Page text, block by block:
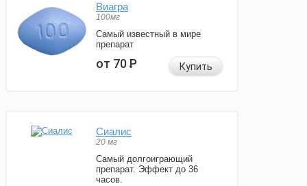
Виагра
100мг
Самый известный в мире
препарат
от 70Р Купить
Сиалис
20 мг
Самый долгоиграющий
препарат. Эффект до 36
часов.